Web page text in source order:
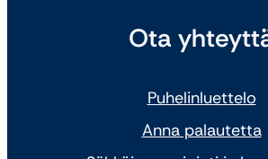
Ota
Puhelinluettelo
Anna palautetta